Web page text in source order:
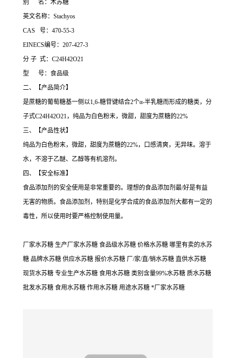
别 名：木苏糖
英文名称：Stachyos
CAS 号：470-55-3
EINECS编号：207-427-3
分 子 式：C24H42O21
型 号：食品级
二、【产品简介】
是蔗糖的葡萄糖基一侧以1,6-糖苷键结合2个α-半乳糖而形成的糖类，分
子式C24H42O21，纯品为白色粉末，微甜，甜度为蔗糖的22%
三、【产品性状】
纯品为白色粉末，微甜，甜度为蔗糖的22%，口感清爽，无异味。溶于
水，不溶于乙醚、乙醇等有机溶剂。
四、【安全标准】
食品添加剂的安全使用是非常重要的。理想的食品添加剂最/好是有益
无害的物质。食品添加剂，特别是化学合成的食品添加剂大都有一定的
毒性，所以使用时要严格控制使用量。
厂家水苏糖 生产厂家水苏糖 食品级水苏糖 价格水苏糖 哪里有卖的水苏
糖 品牌水苏糖 供应水苏糖 报价水苏糖 厂/家/直/销水苏糖 直供水苏糖
现货水苏糖 专业生产水苏糖 食用水苏糖 类别含量99%水苏糖 质水苏糖
批发水苏糖 食用水苏糖 作用水苏糖 用途水苏糖 *厂家水苏糖